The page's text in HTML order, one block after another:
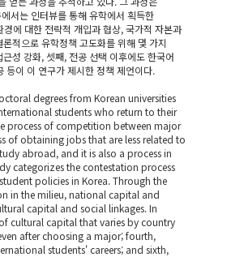
서는 인터뷰를 통해 유학에서 획득한
에 대한 전략적 개입과 협상, 국가적 자본과
적으로 유학정책 고도화를 위해 몇 가지
성 강화, 셋째, 전공 선택 이후에도 한국어
등이 이 연구가 제시한 정책 제언이다.
degrees from Korean universities
students who return to their
process of competition between major
of obtaining jobs that are less related to
abroad, and it is also a process in
categorizes the contestation process
policies in Korea. Through the
in the milieu, national capital and
capital and social linkages. In
cultural capital that varies by country
after choosing a major; fourth,
students' careers; and sixth,